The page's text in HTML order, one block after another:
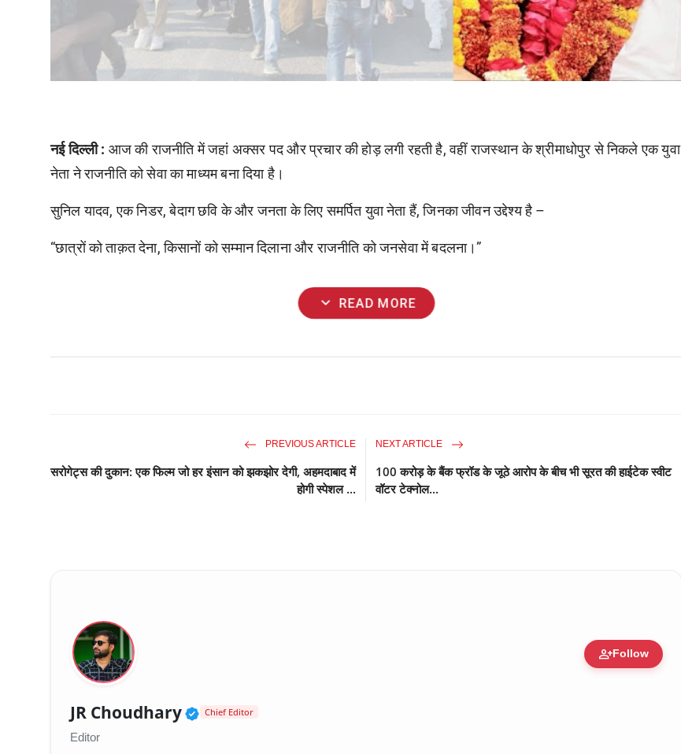
नई दिल्ली : आज की राजनीति में जहां अक्सर पद और प्रचार की होड़ लगी रहती है, वहीं राजस्थान के श्रीमाधोपुर से निकले एक युवा
नेता ने राजनीति को सेवा का माध्यम बना दिया है।
सुनिल यादव, एक निडर, बेदाग छवि के और जनता के लिए समर्पित युवा नेता हैं, जिनका जीवन उद्देश्य है –
“छात्रों को ताक़त देना, किसानों को सम्मान दिलाना और राजनीति को जनसेवा में बदलना।”
expand_more READ MORE
PREVIOUS ARTICLE
सरोगेट्स की दुकान: एक फिल्म जो हर इंसान को झकझोर देगी, अहमदाबाद में
होगी स्पेशल ...
NEXT ARTICLE
100 करोड़ के बैंक फ्रॉड के जूठे आरोप के बीच भी सूरत की हाईटेक स्वीट
वॉटर टेक्नोल...
person_addFollow
JR Choudhary Verified Public Figure • 30 Mar, 2026
Chief Editor
Editor